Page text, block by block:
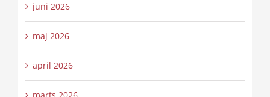
juni 2026
maj 2026
april 2026